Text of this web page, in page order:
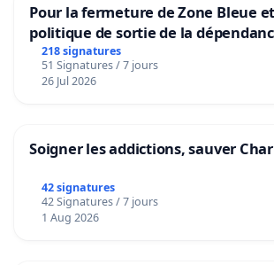
Pour la fermeture de Zone Bleue
politique de sortie de la
218 signatures
51 Signatures / 7 jours
26 Jul 2026
Soigner les addictions, sauver
42 signatures
42 Signatures / 7 jours
1 Aug 2026